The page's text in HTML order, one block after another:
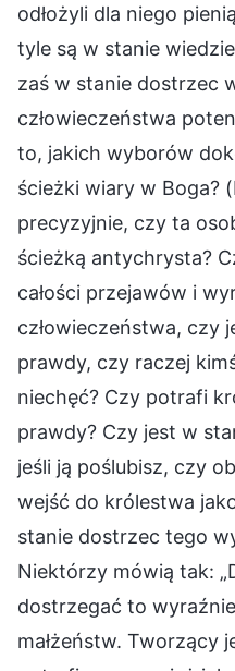
odłożyli dla niego
tyle są w stanie
zaś w stanie dostrzec
człowieczeństwa
to, jakich wyborów
ścieżki wiary w Boga?
precyzyjnie, czy ta
ścieżką antychrysta?
całości przejawów i
człowieczeństwa, czy
prawdy, czy raczej
niechęć? Czy potrafi
prawdy? Czy jest w
jeśli ją poślubisz, czy
wejść do królestwa
stanie dostrzec tego
Niektórzy mówią tak:
dostrzegać to
małżeństw. Tworzący